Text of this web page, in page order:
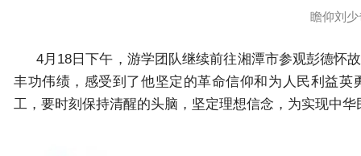
瞻仰刘
4月18日下午，游学团队继续前往湘潭市参观彭德怀
丰功伟绩，感受到了他坚定的革命信仰和为人民利益
工，要时刻保持清醒的头脑，坚定理想信念，为实现中